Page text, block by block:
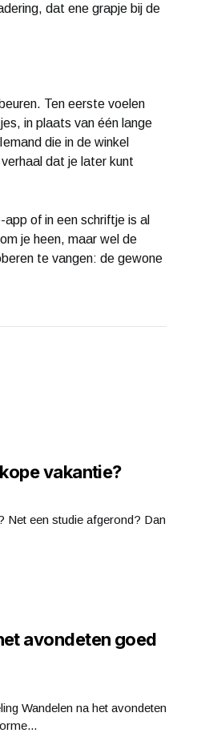
dat ene grapje bij de
Ten eerste voelen
in plaats van één lange
die in de winkel
dat je later kunt
of in een schriftje is al
je heen, maar wel de
te vangen: de gewone
vakantie?
Net een studie afgerond? Dan
avondeten goed
Wandelen na het avondeten